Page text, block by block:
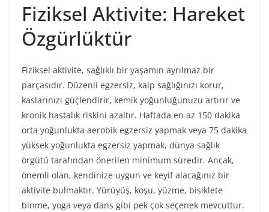
Fiziksel Aktivite: Hareket
Özgürlüktür
Fiziksel aktivite, sağlıklı bir yaşamın ayrılmaz bir
parçasıdır. Düzenli egzersiz, kalp sağlığınızı korur,
kaslarınızı güçlendirir, kemik yoğunluğunuzu artırır ve
kronik hastalık riskini azaltır. Haftada en az 150 dakika
orta yoğunlukta aerobik egzersiz yapmak veya 75 dakika
yüksek yoğunlukta egzersiz yapmak, dünya sağlık
örgütü tarafından önerilen minimum süredir. Ancak,
önemli olan, kendinize uygun ve keyif alacağınız bir
aktivite bulmaktır. Yürüyüş, koşu, yüzme, bisiklete
binme, yoga veya dans gibi pek çok seçenek mevcuttur.